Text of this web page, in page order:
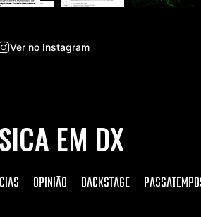
Ver no Instagram
EM DX
OPINIÃO BACKSTAGE